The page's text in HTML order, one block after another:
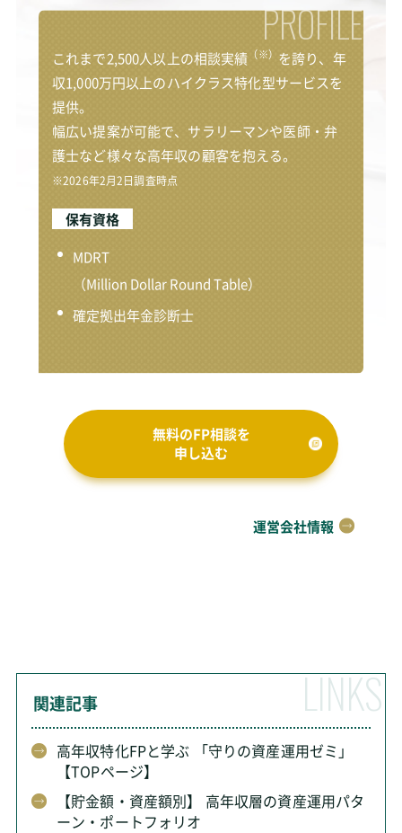
PROFILE
これまで2,500人以上の相談実績 （※） を誇り、年
収1,000万円以上のハイクラス特化型サービスを
提供。
幅広い提案が可能で、サラリーマンや医師・弁
護士など様々な高年収の顧客を抱える。
※2026年2月2日調査時点
保有資格
MDRT
（Million Dollar Round Table）
確定拠出年金診断士
無料のFP相談を
申し込む
運営会社情報
関連記事
高年収特化FPと学ぶ 「守りの資産運用ゼミ」
【TOPページ】
【貯金額・資産額別】 高年収層の資産運用パタ
ーン・ポートフォリオ